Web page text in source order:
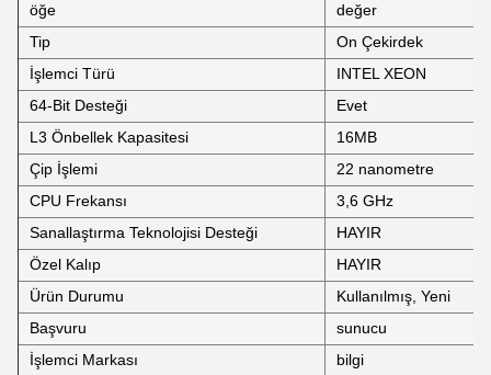
öğe
değer
Tip
On Çekirdek
İşlemci Türü
INTEL XEON
64-Bit Desteği
Evet
L3 Önbellek Kapasitesi
16MB
Çip İşlemi
22 nanometre
CPU Frekansı
3,6 GHz
Sanallaştırma Teknolojisi Desteği
HAYIR
Özel Kalıp
HAYIR
Ürün Durumu
Kullanılmış, Yeni
Başvuru
sunucu
İşlemci Markası
bilgi